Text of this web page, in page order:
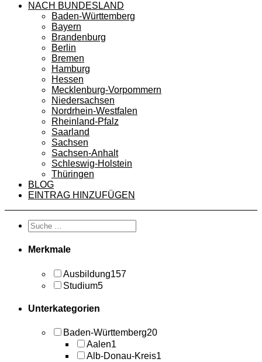
NACH BUNDESLAND
Baden-Württemberg
Bayern
Brandenburg
Berlin
Bremen
Hamburg
Hessen
Mecklenburg-Vorpommern
Niedersachsen
Nordrhein-Westfalen
Rheinland-Pfalz
Saarland
Sachsen
Sachsen-Anhalt
Schleswig-Holstein
Thüringen
BLOG
EINTRAG HINZUFÜGEN
Merkmale
Ausbildung157
Studium5
Unterkategorien
Baden-Württemberg20
Aalen1
Alb-Donau-Kreis1